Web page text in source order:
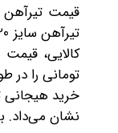
کالایی،
تومانی را در
خرید هیجانی
نشان می‌داد.